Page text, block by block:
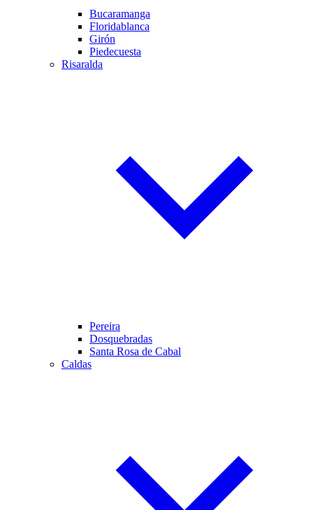
Bucaramanga
Floridablanca
Girón
Piedecuesta
Risaralda
Pereira
Dosquebradas
Santa Rosa de Cabal
Caldas